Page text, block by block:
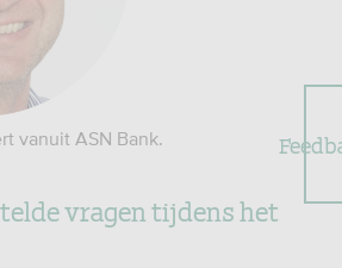
vanuit ASN Bank.
vragen tijdens het